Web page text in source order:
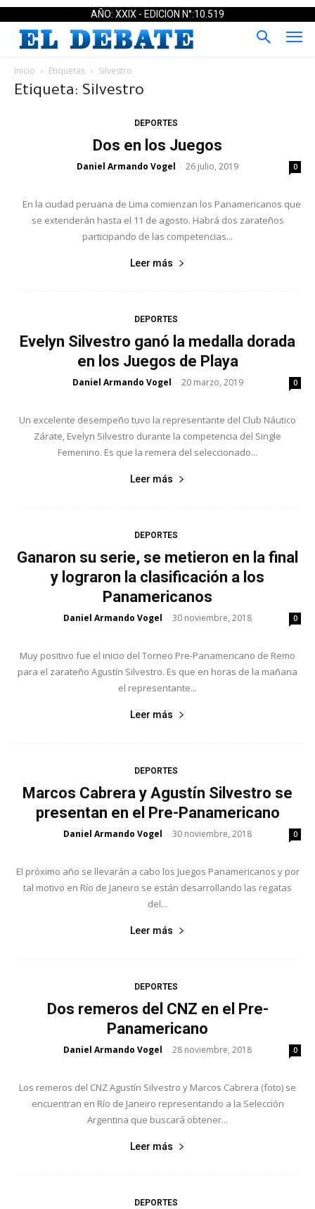
AÑO: XXIX - EDICION N°:10.519
Inicio Etiquetas Silvestro
Etiqueta: Silvestro
DEPORTES
Dos en los Juegos
Daniel Armando Vogel - 26 julio, 2019 0
En la ciudad peruana de Lima comienzan los Panamericanos que
se extenderán hasta el 11 de agosto. Habrá dos zarateños
participando de las competencias...
Leer más
DEPORTES
Evelyn Silvestro ganó la medalla dorada
en los Juegos de Playa
Daniel Armando Vogel - 20 marzo, 2019 0
Un excelente desempeño tuvo la representante del Club Náutico
Zárate, Evelyn Silvestro durante la competencia del Single
Femenino. Es que la remera del seleccionado...
Leer más
DEPORTES
Ganaron su serie, se metieron en la final
y lograron la clasificación a los
Panamericanos
Daniel Armando Vogel - 30 noviembre, 2018 0
Muy positivo fue el inicio del Torneo Pre-Panamericano de Remo
para el zarateño Agustín Silvestro. Es que en horas de la mañana
el representante...
Leer más
DEPORTES
Marcos Cabrera y Agustín Silvestro se
presentan en el Pre-Panamericano
Daniel Armando Vogel - 30 noviembre, 2018 0
El próximo año se llevarán a cabo los Juegos Panamericanos y por
tal motivo en Río de Janeiro se están desarrollando las regatas
del...
Leer más
DEPORTES
Dos remeros del CNZ en el Pre-
Panamericano
Daniel Armando Vogel - 28 noviembre, 2018 0
Los remeros del CNZ Agustín Silvestro y Marcos Cabrera (foto) se
encuentran en Río de Janeiro representando a la Selección
Argentina que buscará obtener...
Leer más
DEPORTES